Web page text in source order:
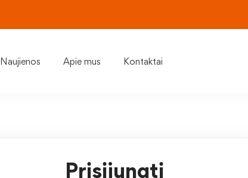
Naujienos Apie mus Kontaktai
Prisijungti